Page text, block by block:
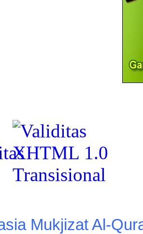
Mukjizat Al-